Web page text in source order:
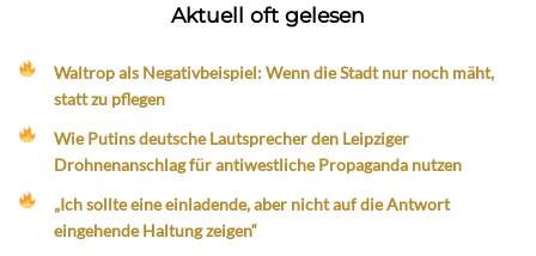
Aktuell oft gelesen
Waltrop als Negativbeispiel: Wenn die Stadt nur noch mäht,
statt zu pflegen
Wie Putins deutsche Lautsprecher den Leipziger
Drohnenanschlag für antiwestliche Propaganda nutzen
„Ich sollte eine einladende, aber nicht auf die Antwort
eingehende Haltung zeigen“